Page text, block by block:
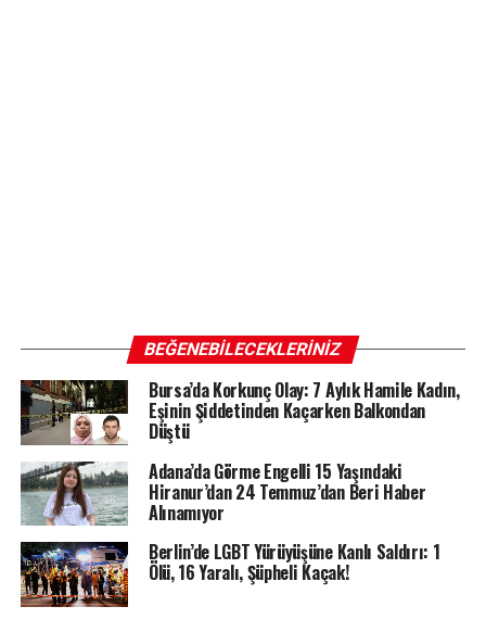
BEĞENEBILECEKLERINIZ
Bursa’da Korkunç Olay: 7 Aylık Hamile Kadın,
Eşinin Şiddetinden Kaçarken Balkondan
Düştü
Adana’da Görme Engelli 15 Yaşındaki
Hiranur’dan 24 Temmuz’dan Beri Haber
Alınamıyor
Berlin’de LGBT Yürüyüşüne Kanlı Saldırı: 1
Ölü, 16 Yaralı, Şüpheli Kaçak!